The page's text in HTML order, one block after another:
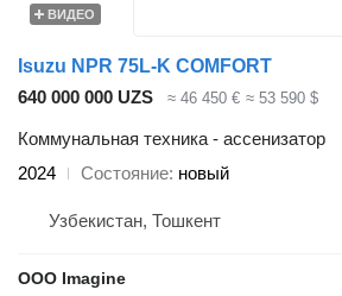
ВИДЕО
Isuzu NPR 75L-K COMFORT
640 000 000 UZS
≈ 46 450 € ≈ 53 590 $
Коммунальная техника - ассенизатор
2024
Состояние новый
Узбекистан, Тошкент
OOO Imagine